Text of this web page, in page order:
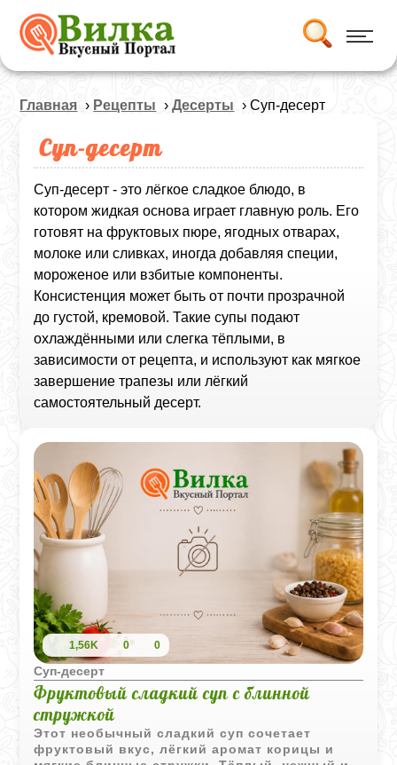
Главная › Рецепты ›Десерты › Суп‑десерт
Суп‑десерт
Суп‑десерт - это лёгкое сладкое блюдо, в
котором жидкая основа играет главную роль. Его
готовят на фруктовых пюре, ягодных отварах,
молоке или сливках, иногда добавляя специи,
мороженое или взбитые компоненты.
Консистенция может быть от почти прозрачной
до густой, кремовой. Такие супы подают
охлаждёнными или слегка тёплыми, в
зависимости от рецепта, и используют как мягкое
завершение трапезы или лёгкий
самостоятельный десерт.
1,56K 0 0
Суп‑десерт
Фруктовый сладкий суп с блинной
стружкой
Этот необычный сладкий суп сочетает
фруктовый вкус, лёгкий аромат корицы и